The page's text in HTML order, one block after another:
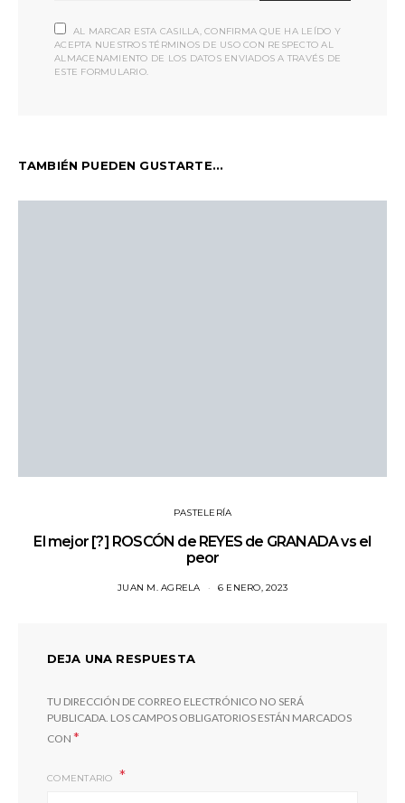
AL MARCAR ESTA CASILLA, CONFIRMA QUE HA LEÍDO Y
ACEPTA NUESTROS TÉRMINOS DE USO CON RESPECTO AL
ALMACENAMIENTO DE LOS DATOS ENVIADOS A TRAVÉS DE
ESTE FORMULARIO.
TAMBIÉN PUEDEN GUSTARTE...
PASTELERÍA
El mejor [?] ROSCÓN de REYES de GRANADA vs el
peor
JUAN M. AGRELA 6 ENERO, 2023
DEJA UNA RESPUESTA
TU DIRECCIÓN DE CORREO ELECTRÓNICO NO SERÁ
PUBLICADA. LOS CAMPOS OBLIGATORIOS ESTÁN MARCADOS
CON *
COMENTARIO